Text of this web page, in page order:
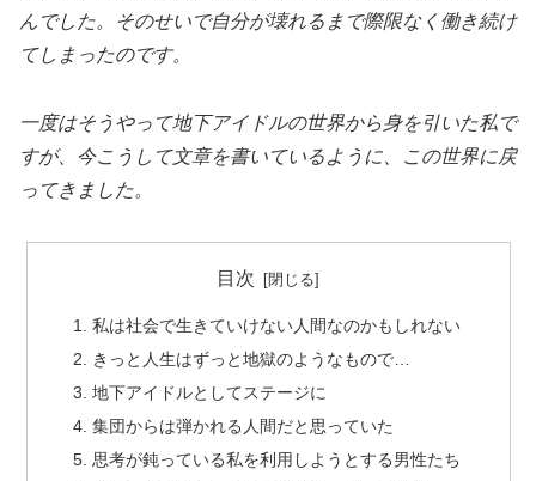
んでした。そのせいで自分が壊れるまで際限なく働き続け
てしまったのです。
一度はそうやって地下アイドルの世界から身を引いた私で
すが、今こうして文章を書いているように、この世界に戻
ってきました。
目次
私は社会で生きていけない人間なのかもしれない
きっと人生はずっと地獄のようなもので…
地下アイドルとしてステージに
集団からは弾かれる人間だと思っていた
思考が鈍っている私を利用しようとする男性たち